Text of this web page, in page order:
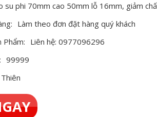
su phi 70mm cao 50mm lỗ 16mm, giảm
Làm theo đơn đặt hàng quý khách
Phẩm: Liên hệ: 0977096296
99999